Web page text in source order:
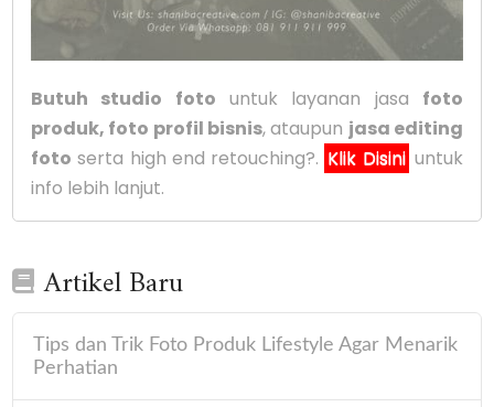
Butuh studio foto untuk layanan jasa foto
produk, foto profil bisnis, ataupun jasa editing
foto serta high end retouching?. Klik Disini untuk
info lebih lanjut.
Artikel Baru
Tips dan Trik Foto Produk Lifestyle Agar Menarik
Perhatian